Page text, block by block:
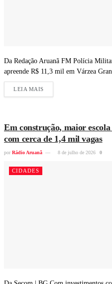
Da Redação Aruanã FM Polícia
apreende R$ 11,3 mil em Várzea
LEIA MAIS
Em construção, maior
com cerca de 1,4 mil vagas
por Rádio Aruanã 8 de julho de 2026 0
CIDADES